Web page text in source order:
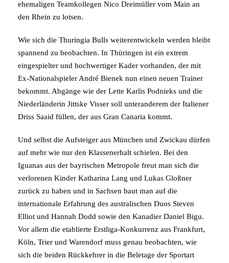
ehemaligen Teamkollegen Nico Dreimüller vom Main an
den Rhein zu lotsen.
Wie sich die Thuringia Bulls weiterentwickeln werden bleibt
spannend zu beobachten. In Thüringen ist ein extrem
eingespielter und hochwertiger Kader vorhanden, der mit
Ex-Nationalspieler André Bienek nun einen neuen Trainer
bekommt. Abgänge wie der Lette Karlis Podnieks und die
Niederländerin Jittske Visser soll unteranderem der Italiener
Driss Saaid füllen, der aus Gran Canaria kommt.
Und selbst die Aufsteiger aus München und Zwickau dürfen
auf mehr wie nur den Klassenerhalt schielen. Bei den
Iguanas aus der bayrischen Metropole freut man sich die
verlorenen Kinder Katharina Lang und Lukas Gloßner
zurück zu haben und in Sachsen baut man auf die
internationale Erfahrung des australischen Duos Steven
Elliot und Hannah Dodd sowie den Kanadier Daniel Bigu.
Vor allem die etablierte Erstliga-Konkurrenz aus Frankfurt,
Köln, Trier und Warendorf muss genau beobachten, wie
sich die beiden Rückkehrer in die Beletage der Sportart